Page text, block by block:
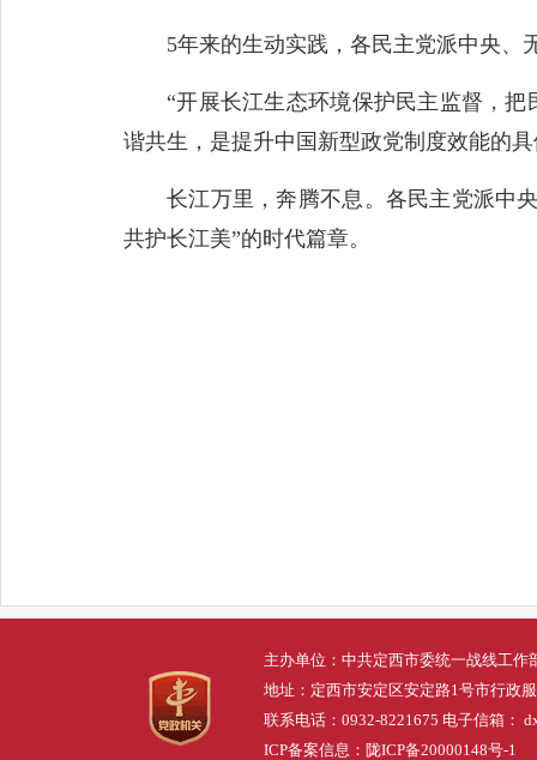
5年来的生动实践，各民主党派中央、
“开展长江生态环境保护民主监督，把
谐共生，是提升中国新型政党制度效能的
长江万里，奔腾不息。各民主党派中央
共护长江美”的时代篇章。
主办单位：中共定西市委统一战线工作
地址：定西市安定区安定路1号市行政
联系电话：0932-8221675 电子信箱：
ICP备案信息： 陇ICP备20000148号-1